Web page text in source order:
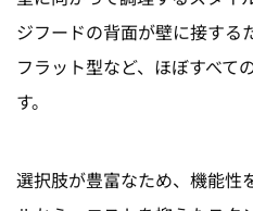
ジフードの背面が壁に接する
フラット型など、ほぼすべて
す。
選択肢が豊富なため、機能性